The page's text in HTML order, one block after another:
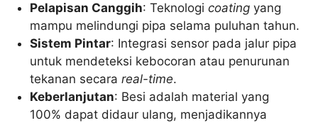
Pelapisan Canggih: Teknologicoating yang
mampu melindungi pipa selama puluhan tahun.
Sistem Pintar: Integrasi sensor pada jalur pipa
untuk mendeteksi kebocoran atau penurunan
tekanan secarareal-time.
Keberlanjutan: Besi adalah material yang
100% dapat didaur ulang, menjadikannya